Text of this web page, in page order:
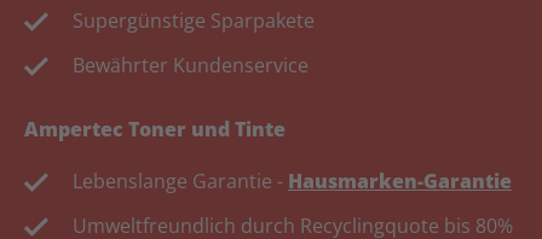
Supergünstige Sparpakete
Bewährter Kundenservice
Ampertec Toner und Tinte
Lebenslange Garantie - Hausmarken-Garantie
Umweltfreundlich durch Recyclingquote bis 80%